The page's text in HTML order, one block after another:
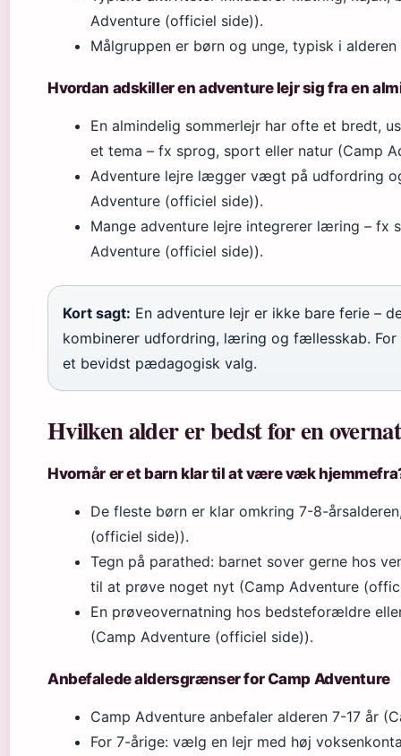
Adventure (officiel side)).
Målgruppen er børn og unge, typisk i
Hvordan adskiller en adventure lejr sig fra en
En almindelig sommerlejr har ofte et bredt,
et tema – fx sprog, sport eller natur (Camp
Adventure lejre lægger vægt på udfordring
Adventure (officiel side)).
Mange adventure lejre integrerer læring – fx
Adventure (officiel side)).
Kort sagt: En adventure lejr er ikke bare ferie –
kombinerer udfordring, læring og fællesskab.
et bevidst pædagogisk valg.
Hvilken alder er bedst for en
Hvornår er et barn klar til at være væk
De fleste børn er klar omkring 7-8-
(officiel side)).
Tegn på parathed: barnet sover gerne hos
til at prøve noget nyt (Camp Adventure
En prøveovernatning hos bedsteforældre
(Camp Adventure (officiel side)).
Anbefalede aldersgrænser for Camp Adventure
Camp Adventure anbefaler alderen 7-17 år
For 7-årige: vælg en lejr med høj